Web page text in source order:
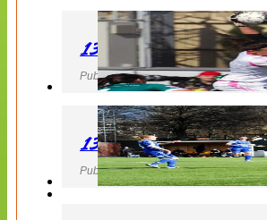
130427 IF Limhamn
Publicerad 27 April 2013, 21:10
130427 LdB FC Malmö
Publicerad 27 April 2013, 20:54